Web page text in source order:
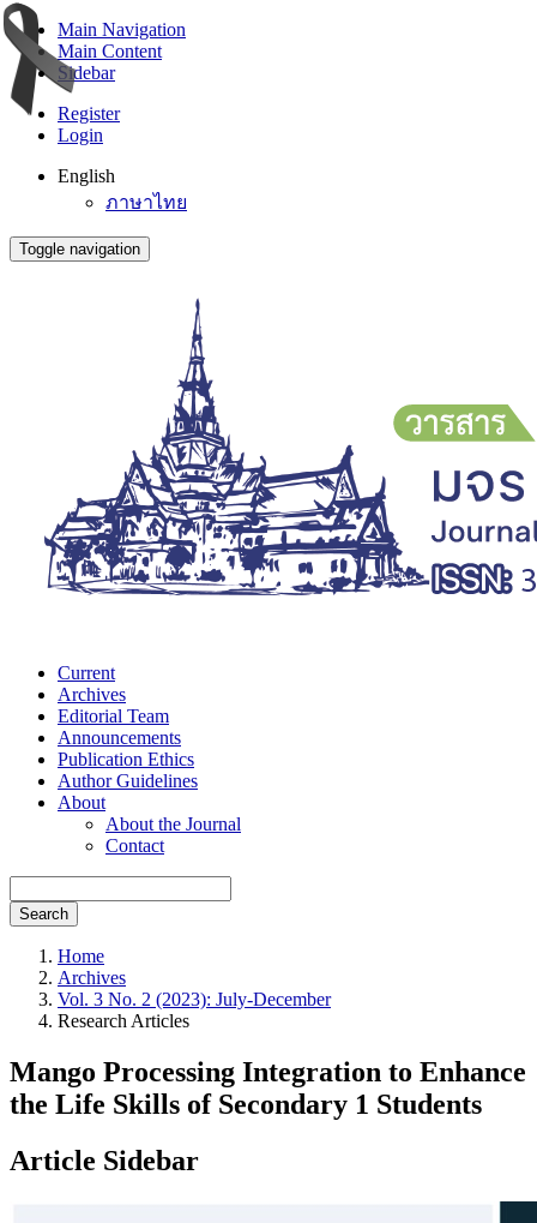
Main Navigation
Main Content
Sidebar
Register
Login
English
ภาษาไทย
Toggle navigation
Current
Archives
Editorial Team
Announcements
Publication Ethics
Author Guidelines
About
About the Journal
Contact
Search
Home
Archives
Vol. 3 No. 2 (2023): July-December
Research Articles
Mango Processing Integration to Enhance
the Life Skills of Secondary 1 Students
Article Sidebar